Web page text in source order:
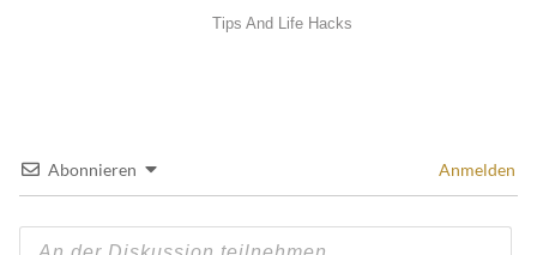
Abonnieren Anmelden